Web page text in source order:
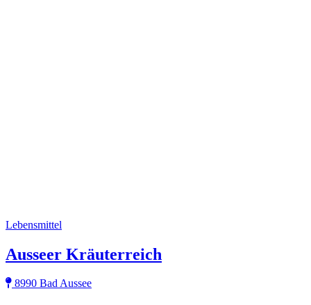
Lebensmittel
Ausseer Kräuterreich
8990 Bad Aussee